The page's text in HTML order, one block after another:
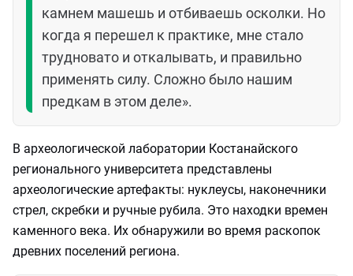
камнем машешь и отбиваешь осколки. Но
когда я перешел к практике, мне стало
трудновато и откалывать, и правильно
применять силу. Сложно было нашим
предкам в этом деле».
В археологической лаборатории Костанайского
регионального университета представлены
археологические артефакты: нуклеусы, наконечники
стрел, скребки и ручные рубила. Это находки времен
каменного века. Их обнаружили во время раскопок
древних поселений региона.